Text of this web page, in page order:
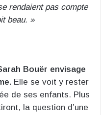
rendaient pas compte
beau. »
Bouër envisage
Elle se voit y rester
de ses enfants. Plus
la question d’une